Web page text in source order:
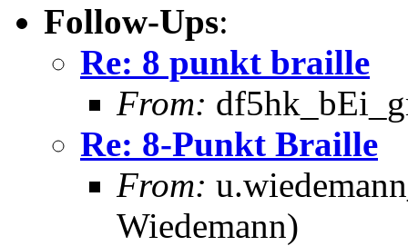
Follow-Ups:
Re: 8 punkt braille
From:
Re: 8-Punkt Braille
From:
Wiedemann)